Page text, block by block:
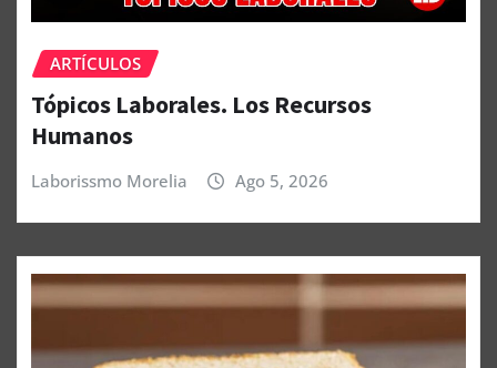
ARTÍCULOS
Tópicos Laborales. Los Recursos
Humanos
Laborissmo Morelia Ago 5, 2026